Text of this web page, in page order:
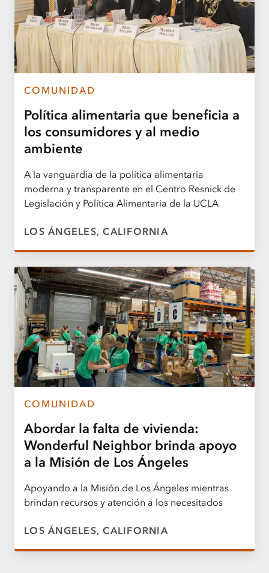
COMUNIDAD
Política alimentaria que beneficia a
los consumidores y al medio
ambiente
A la vanguardia de la política alimentaria
moderna y transparente en el Centro Resnick de
Legislación y Política Alimentaria de la UCLA
LOS ÁNGELES, CALIFORNIA
COMUNIDAD
Abordar la falta de vivienda:
Wonderful Neighbor brinda apoyo
a la Misión de Los Ángeles
Apoyando a la Misión de Los Ángeles mientras
brindan recursos y atención a los necesitados
LOS ÁNGELES, CALIFORNIA